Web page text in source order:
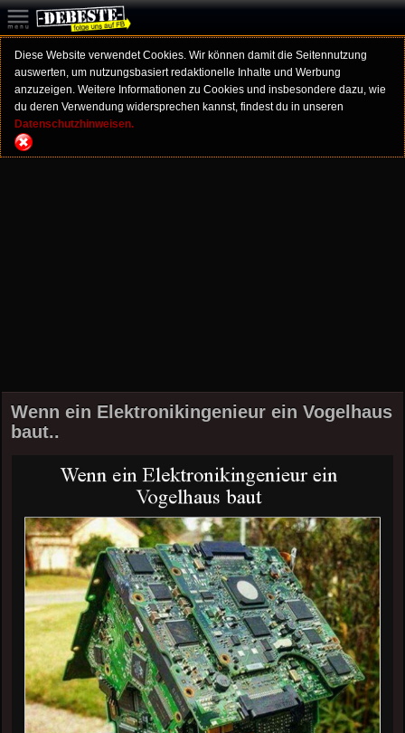
Diese Website verwendet Cookies. Wir können damit die Seitennutzung
auswerten, um nutzungsbasiert redaktionelle Inhalte und Werbung
anzuzeigen. Weitere Informationen zu Cookies und insbesondere dazu, wie
du deren Verwendung widersprechen kannst, findest du in unseren
Datenschutzhinweisen.
Wenn ein Elektronikingenieur ein Vogelhaus
baut..